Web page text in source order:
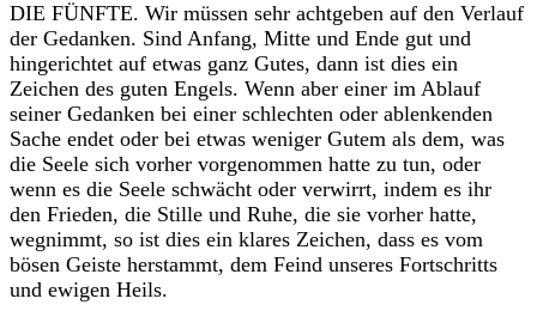
DIE FÜNFTE. Wir müssen sehr achtgeben auf den Verlauf
der Gedanken. Sind Anfang, Mitte und Ende gut und
hingerichtet auf etwas ganz Gutes, dann ist dies ein
Zeichen des guten Engels. Wenn aber einer im Ablauf
seiner Gedanken bei einer schlechten oder ablenkenden
Sache endet oder bei etwas weniger Gutem als dem, was
die Seele sich vorher vorgenommen hatte zu tun, oder
wenn es die Seele schwächt oder verwirrt, indem es ihr
den Frieden, die Stille und Ruhe, die sie vorher hatte,
wegnimmt, so ist dies ein klares Zeichen, dass es vom
bösen Geiste herstammt, dem Feind unseres Fortschritts
und ewigen Heils.